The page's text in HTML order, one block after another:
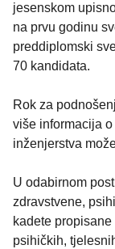
jesenskom
na prvu godinu
preddiplomski
70 kandidata.
Rok za
više informacija
inženjerstva
U odabirnom
zdravstvene,
kadete
psihičkih,